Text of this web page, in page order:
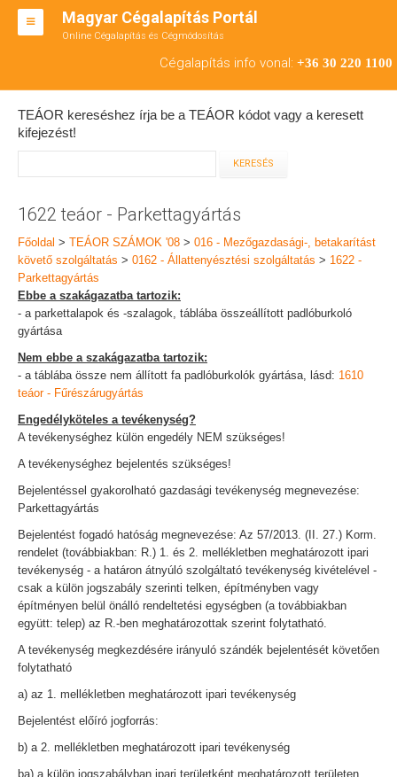
Magyar Cégalapítás Portál
Online Cégalapítás és Cégmódosítás
Cégalapítás info vonal: +36 30 220 1100
BT ALAPÍTÁS
RT ALAPÍTÁS
TEÁOR SZÁMOK '08
ENGEDÉLYKÖTELES
KAPCSOLAT
TEÁOR kereséshez írja be a TEÁOR kódot vagy a keresett
kifejezést!
1622 teáor - Parkettagyártás
Főoldal > TEÁOR SZÁMOK '08 > 016 - Mezőgazdasági-, betakarítást
követő szolgáltatás > 0162 - Állattenyésztési szolgáltatás > 1622 -
Parkettagyártás
Ebbe a szakágazatba tartozik:
- a parkettalapok és -szalagok, táblába összeállított padlóburkoló
gyártása
Nem ebbe a szakágazatba tartozik:
- a táblába össze nem állított fa padlóburkolók gyártása, lásd: 1610
teáor - Fűrészárugyártás
Engedélyköteles a tevékenység?
A tevékenységhez külön engedély NEM szükséges!
A tevékenységhez bejelentés szükséges!
Bejelentéssel gyakorolható gazdasági tevékenység megnevezése:
Parkettagyártás
Bejelentést fogadó hatóság megnevezése: Az 57/2013. (II. 27.) Korm.
rendelet (továbbiakban: R.) 1. és 2. mellékletben meghatározott ipari
tevékenység - a határon átnyúló szolgáltató tevékenység kivételével -
csak a külön jogszabály szerinti telken, építményben vagy
építményen belül önálló rendeltetési egységben (a továbbiakban
együtt: telep) az R.-ben meghatározottak szerint folytatható.
A tevékenység megkezdésére irányuló szándék bejelentését követően
folytatható
a) az 1. mellékletben meghatározott ipari tevékenység
Bejelentést előíró jogforrás:
b) a 2. mellékletben meghatározott ipari tevékenység
ba) a külön jogszabályban ipari területként meghatározott területen,